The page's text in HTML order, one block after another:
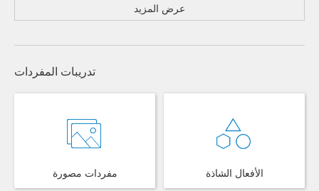
عرض المزيد
تدريبات المفردات
مفردات مصورة الأفعال الشاذة